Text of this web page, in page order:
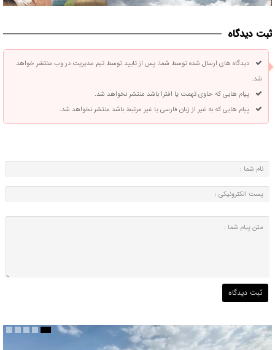
ثبت دیدگاه
دیدگاه های ارسال شده توسط شما، پس از تایید توسط تیم مدیریت در وب منتشر خواهد
شد.
پیام هایی که حاوی تهمت یا افترا باشد منتشر نخواهد شد.
پیام هایی که به غیر از زبان فارسی یا غیر مرتبط باشد منتشر نخواهد شد.